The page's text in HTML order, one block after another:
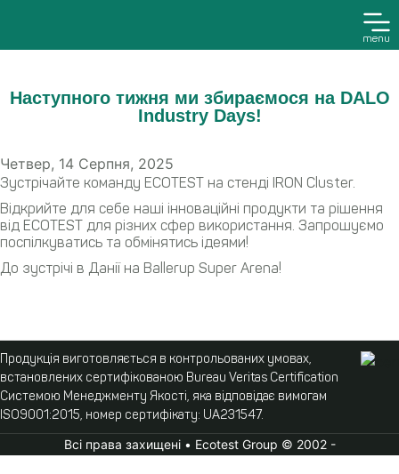
menu
Наступного тижня ми збираємося на DALO
Industry Days!
Четвер, 14 Серпня, 2025
Зустрічайте команду ECOTEST на стенді IRON Cluster.
Відкрийте для себе наші інноваційні продукти та рішення
від ECOTEST для різних сфер використання. Запрошуємо
поспілкуватись та обмінятись ідеями!
До зустрічі в Данії на Ballerup Super Arena!
Продукція виготовляється в контрольованих умовах,
встановлених сертифікованою Bureau Veritas Certification
Системою Менеджменту Якості, яка відповідає вимогам
ISO9001:2015, номер сертифікату: UA231547.
Всі права захищені • Ecotest Group © 2002 -